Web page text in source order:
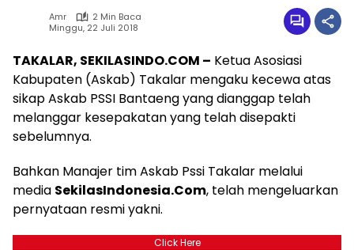
Amr
2 Min Baca
Minggu, 22 Juli 2018
TAKALAR, SEKILASINDO.COM – Ketua Asosiasi
Kabupaten (Askab) Takalar mengaku kecewa atas
sikap Askab PSSI Bantaeng yang dianggap telah
melanggar kesepakatan yang telah disepakti
sebelumnya.
Bahkan Manajer tim Askab Pssi Takalar melalui
media SekilasIndonesia.Com, telah mengeluarkan
pernyataan resmi yakni.
Click Here